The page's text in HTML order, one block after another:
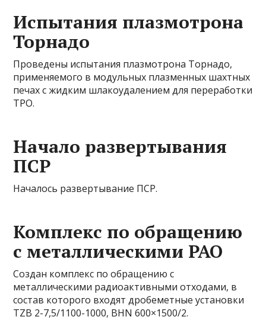
Испытания плазмотрона
Торнадо
Проведены испытания плазмотрона Торнадо,
применяемого в модульных плазменных шахтных
печах с жидким шлакоудалением для переработки
ТРО.
Начало развертывания
ПСР
Началось развертывание ПСР.
Комплекс по обращению
с металлическими РАО
Создан комплекс по обращению с
металлическими радиоактивными отходами, в
состав которого входят дробеметные установки
TZB 2-7,5/1100-1000, BHN 600×1500/2.